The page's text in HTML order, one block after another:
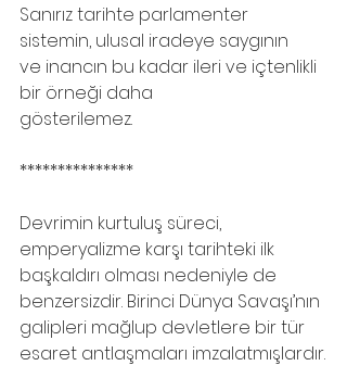
Sanırız tarihte parlamenter
sistemin, ulusal iradeye saygının
ve inancın bu kadar ileri ve içtenlikli
bir örneği daha
gösterilemez.
***************
Devrimin kurtuluş süreci,
emperyalizme karşı tarihteki ilk
başkaldırı olması nedeniyle de
benzersizdir. Birinci Dünya Savaşı’nın
galipleri mağlup devletlere bir tür
esaret antlaşmaları imzalatmışlardır.